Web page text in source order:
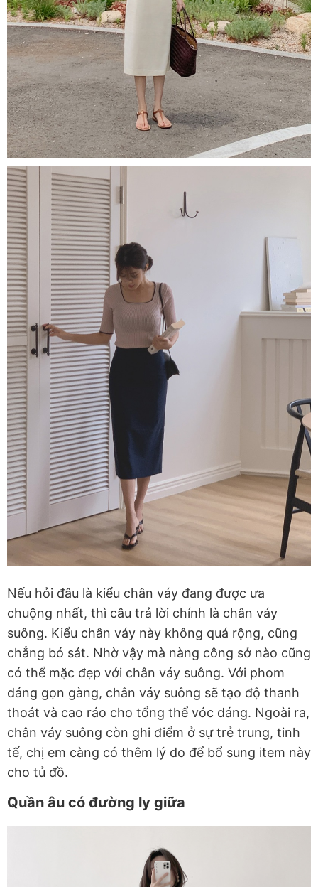
Nếu hỏi đâu là kiểu chân váy đang được ưa
chuộng nhất, thì câu trả lời chính là chân váy
suông. Kiểu chân váy này không quá rộng, cũng
chẳng bó sát. Nhờ vậy mà nàng công sở nào cũng
có thể mặc đẹp với chân váy suông. Với phom
dáng gọn gàng, chân váy suông sẽ tạo độ thanh
thoát và cao ráo cho tổng thể vóc dáng. Ngoài ra,
chân váy suông còn ghi điểm ở sự trẻ trung, tinh
tế, chị em càng có thêm lý do để bổ sung item này
cho tủ đồ.
Quần âu có đường ly giữa